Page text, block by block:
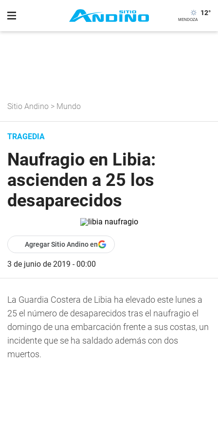
12°
Sitio Andino > Mundo
TRAGEDIA
Naufragio en Libia:
ascienden a 25 los
desaparecidos
Agregar Sitio Andino en
3 de junio de 2019 - 00:00
La Guardia Costera de Libia ha elevado este lunes a
25 el número de desaparecidos tras el naufragio el
domingo de una embarcación frente a sus costas, un
incidente que se ha saldado además con dos
muertos.